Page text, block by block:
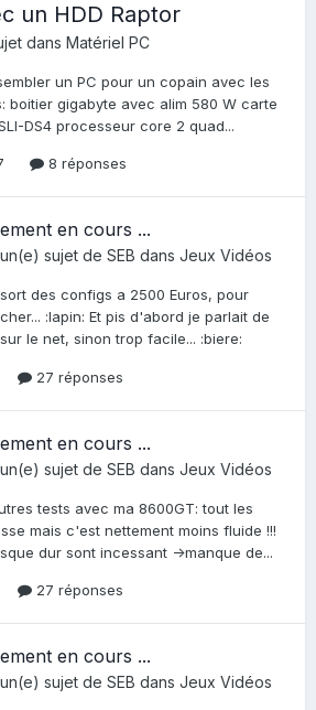
un HDD Raptor
dans Matériel PC
un PC pour un copain avec les
boitier gigabyte avec alim 580 W carte
DS4 processeur core 2 quad...
8 réponses
en cours ...
sujet de SEB dans Jeux Vidéos
des configs a 2500 Euros, pour
:lapin: Et pis d'abord je parlait de
le net, sinon trop facile... :biere:
27 réponses
en cours ...
sujet de SEB dans Jeux Vidéos
tests avec ma 8600GT: tout les
mais c'est nettement moins fluide !!!
dur sont incessant ->manque de...
27 réponses
en cours ...
sujet de SEB dans Jeux Vidéos